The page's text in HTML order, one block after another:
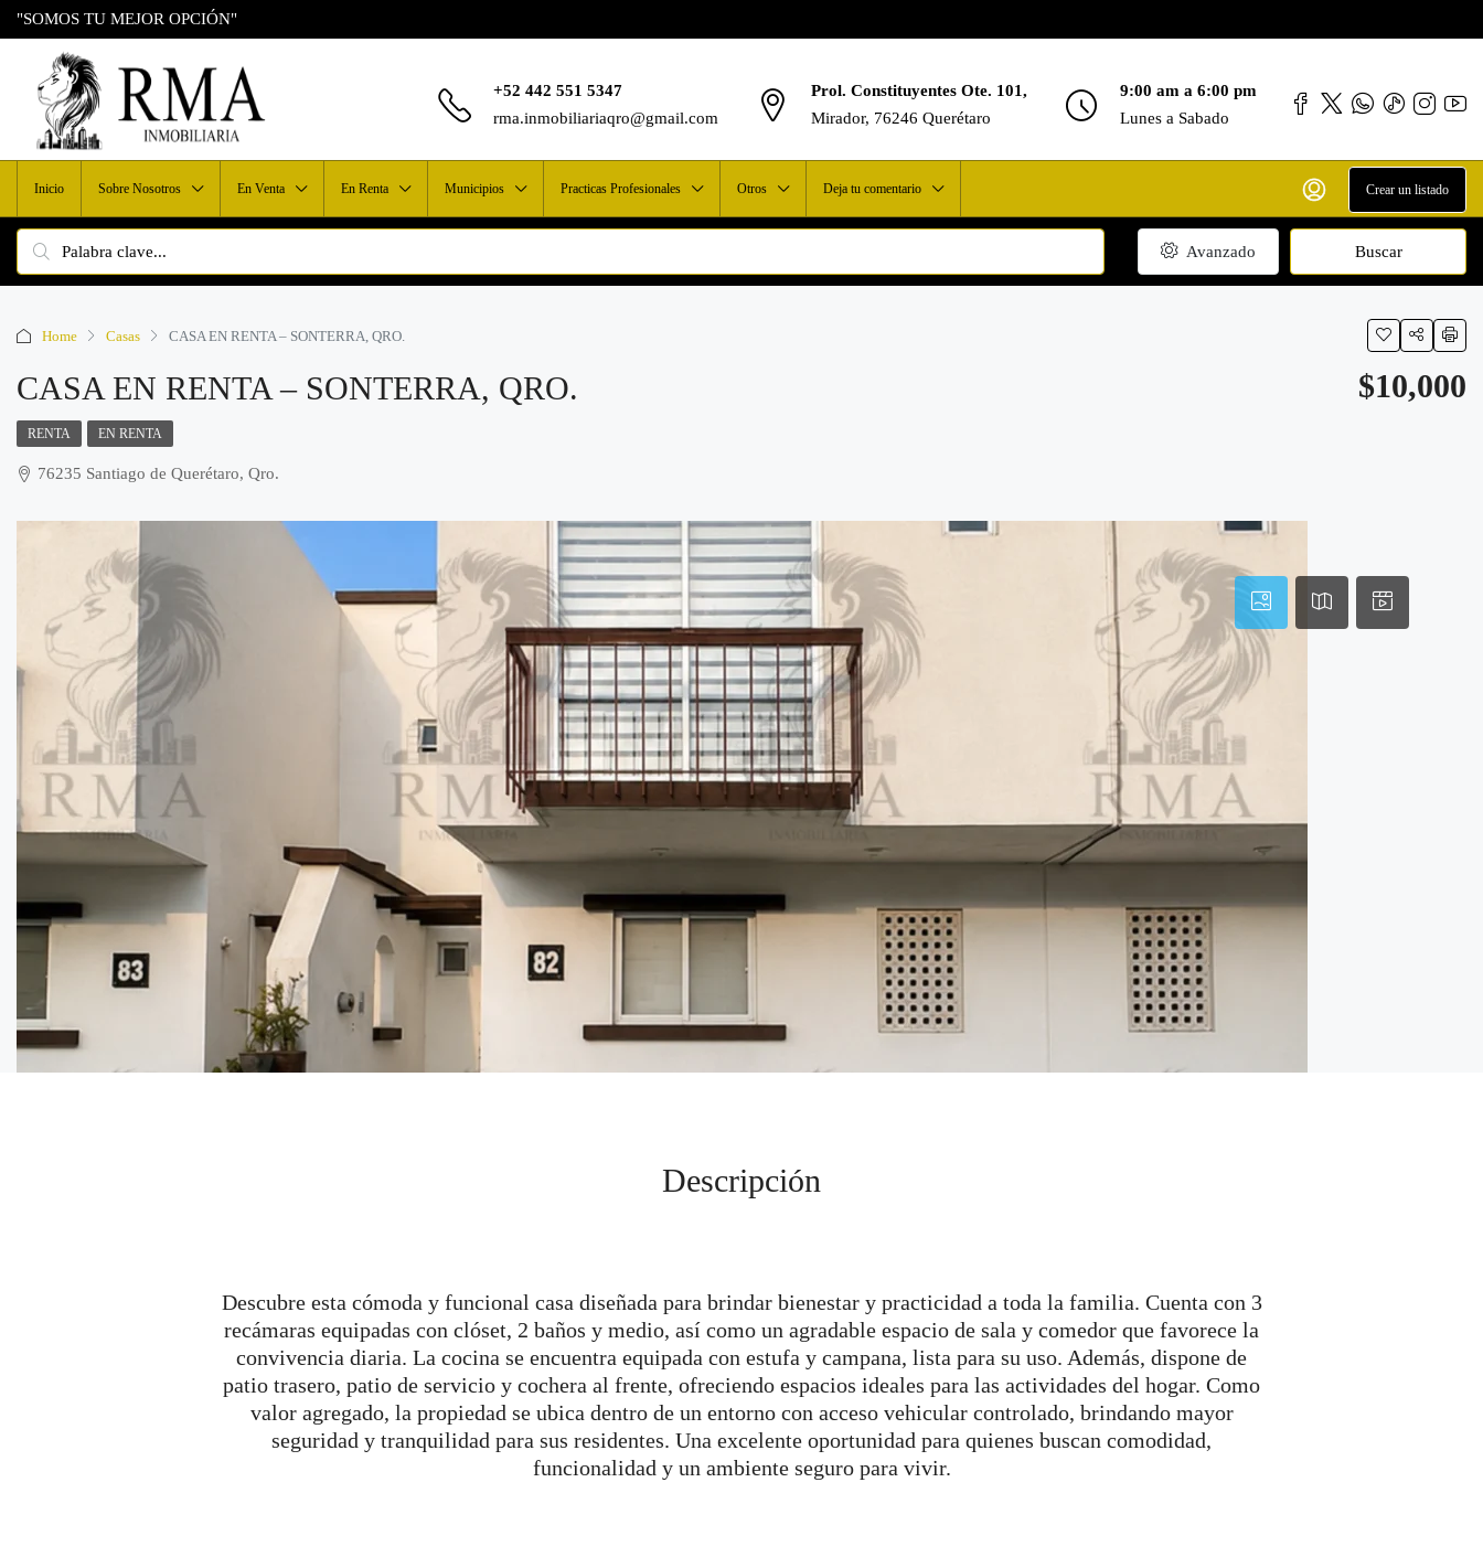
"SOMOS TU MEJOR OPCIÓN"
+52 442 551 5347
rma.inmobiliariaqro@gmail.com
Prol. Constituyentes Ote. 101,
Mirador, 76246 Querétaro
9:00 am a 6:00 pm
Lunes a Sabado
Inicio Sobre Nosotros En Venta En Renta Municipios Practicas Profesionales Otros Deja tu comentario Crear un listado
Avanzado Buscar
Home Casas CASA EN RENTA – SONTERRA, QRO.
CASA EN RENTA – SONTERRA, QRO. $10,000
RENTA EN RENTA
76235 Santiago de Querétaro, Qro.
Descripción
Descubre esta cómoda y funcional casa diseñada para brindar bienestar y practicidad a toda la familia. Cuenta con 3
recámaras equipadas con clóset, 2 baños y medio, así como un agradable espacio de sala y comedor que favorece la
convivencia diaria. La cocina se encuentra equipada con estufa y campana, lista para su uso. Además, dispone de
patio trasero, patio de servicio y cochera al frente, ofreciendo espacios ideales para las actividades del hogar. Como
valor agregado, la propiedad se ubica dentro de un entorno con acceso vehicular controlado, brindando mayor
seguridad y tranquilidad para sus residentes. Una excelente oportunidad para quienes buscan comodidad,
funcionalidad y un ambiente seguro para vivir.